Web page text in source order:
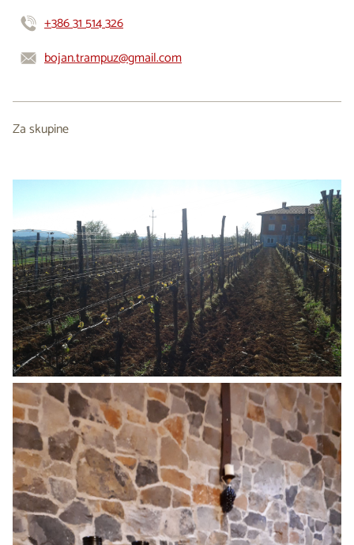
+386 31 514 326
bojan.trampuz@gmail.com
Za skupine